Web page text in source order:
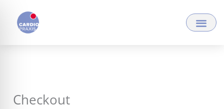
Inhalt
springen
Checkout